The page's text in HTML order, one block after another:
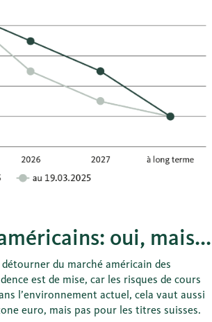
oui, mais...
détourner du marché américain des
est de mise, car les risques de cours
l’environnement actuel, cela vaut aussi
euro, mais pas pour les titres suisses.